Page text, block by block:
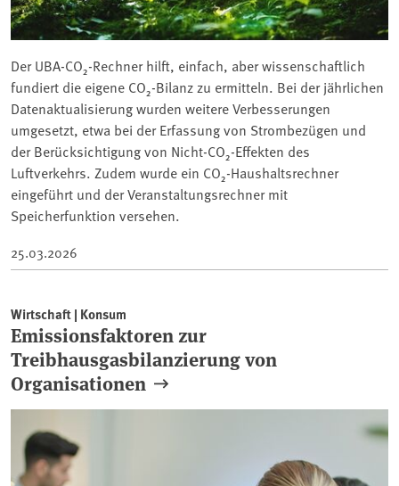
Der UBA-CO₂-Rechner hilft, einfach, aber wissenschaftlich
fundiert die eigene CO₂-Bilanz zu ermitteln. Bei der jährlichen
Datenaktualisierung wurden weitere Verbesserungen
umgesetzt, etwa bei der Erfassung von Strombezügen und
der Berücksichtigung von Nicht-CO₂-Effekten des
Luftverkehrs. Zudem wurde ein CO₂-Haushaltsrechner
eingeführt und der Veranstaltungsrechner mit
Speicherfunktion versehen.
25.03.2026
Wirtschaft | Konsum
Emissionsfaktoren zur
Treibhausgasbilanzierung von
Organisationen